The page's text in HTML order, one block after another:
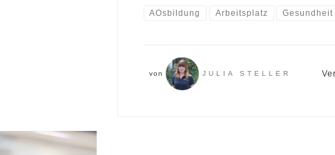
AOsbildung Arbeitsplatz Gesundheit
von JULIA STELLER